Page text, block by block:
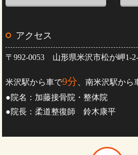
アクセス
〒992-0053 山形県米沢市松が岬1-
米沢駅から車で9分 、南米沢駅から
●院名：加藤接骨院・整体院
●院長：柔道整復師 鈴木康平